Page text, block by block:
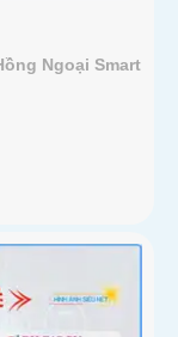
Ngoại Smart